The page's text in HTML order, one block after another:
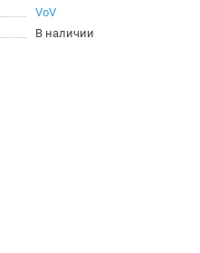
VoV
В наличии